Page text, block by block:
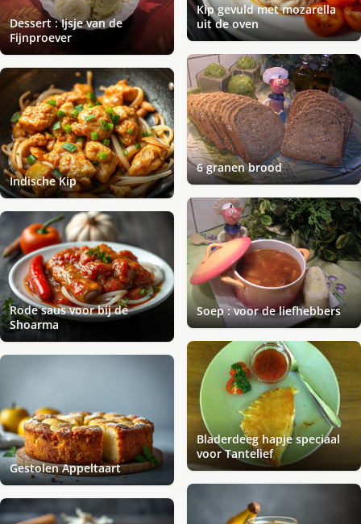
Kip gevuld met mozarella
uit de oven
Dessert : Ijsje van de
Fijnproever
6 granen brood
Indische Kip
Soep : voor de liefhebbers
Rode saus voor bij de
Shoarma
Bladerdeeg hapje speciaal
voor Tantelief
Gestolen Appeltaart